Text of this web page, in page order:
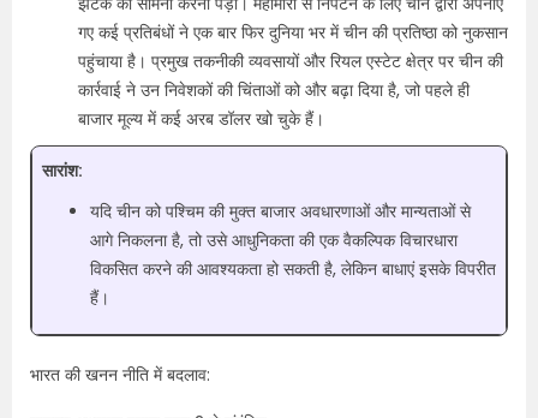
गए कई प्रतिबंधों ने एक बार फिर दुनिया भर में चीन की प्रतिष्ठा को नुकसान
पहुंचाया है। प्रमुख तकनीकी व्यवसायों और रियल एस्टेट क्षेत्र पर चीन की
कार्रवाई ने उन निवेशकों की चिंताओं को और बढ़ा दिया है, जो पहले ही
बाजार मूल्य में कई अरब डॉलर खो चुके हैं।
सारांश:
यदि चीन को पश्चिम की मुक्त बाजार अवधारणाओं और मान्यताओं से
आगे निकलना है, तो उसे आधुनिकता की एक वैकल्पिक विचारधारा
विकसित करने की आवश्यकता हो सकती है, लेकिन बाधाएं इसके विपरीत
हैं।
भारत की खनन नीति में बदलाव: